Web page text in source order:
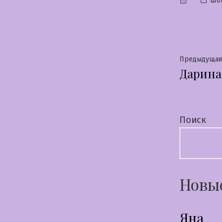
по
Предыдущая
Дарина
Поиск
Яна